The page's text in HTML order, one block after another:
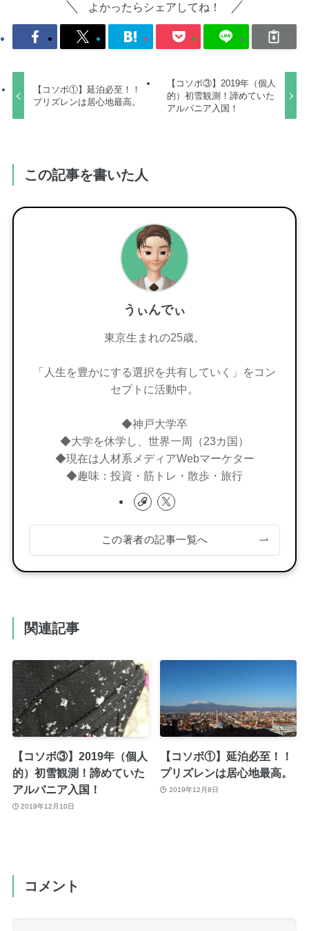
よかったらシェアしてね！
【コソボ①】延泊必至！！
プリズレンは居心地最高。
【コソボ③】2019年（個人
的）初雪観測！諦めていた
アルバニア入国！
この記事を書いた人
うぃんでぃ
東京生まれの25歳。
「人生を豊かにする選択を共有していく」をコン
セプトに活動中。
◆神戸大学卒
◆大学を休学し、世界一周（23カ国）
◆現在は人材系メディアWebマーケター
◆趣味：投資・筋トレ・散歩・旅行
この著者の記事一覧へ
関連記事
【コソボ③】2019年（個人
的）初雪観測！諦めていた
アルバニア入国！
2019年12月10日
【コソボ①】延泊必至！！
プリズレンは居心地最高。
2019年12月8日
コメント